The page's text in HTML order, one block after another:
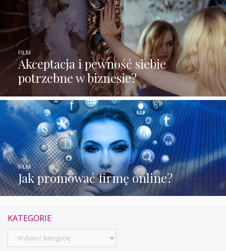
Akceptacja i pewność siebie
potrzebne w biznesie?
FILM
Jak promować firmę online?
FILM
KATEGORIE
Kategorie